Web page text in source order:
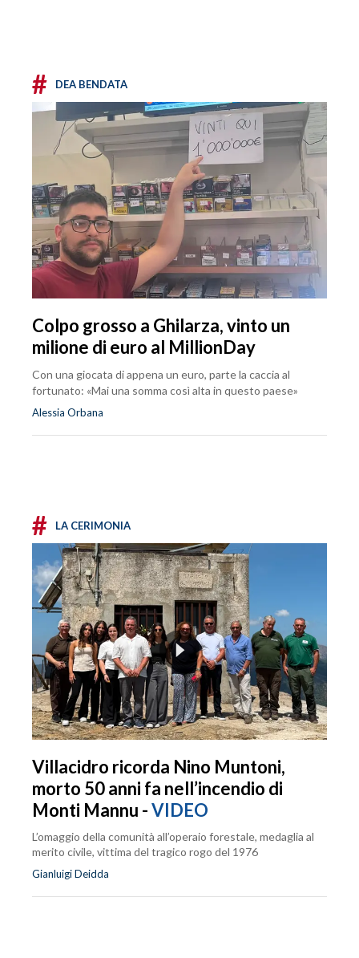
# DEA BENDATA
Colpo grosso a Ghilarza, vinto un
milione di euro al MillionDay
Con una giocata di appena un euro, parte la caccia al
fortunato: «Mai una somma così alta in questo paese»
Alessia Orbana
# LA CERIMONIA
Villacidro ricorda Nino Muntoni,
morto 50 anni fa nell’incendio di
Monti Mannu -VIDEO
L’omaggio della comunità all’operaio forestale, medaglia al
merito civile, vittima del tragico rogo del 1976
Gianluigi Deidda